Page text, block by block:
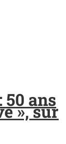
ans
», sur